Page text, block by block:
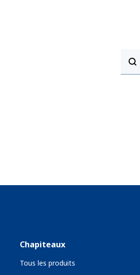
Chapiteaux
Tous les produits